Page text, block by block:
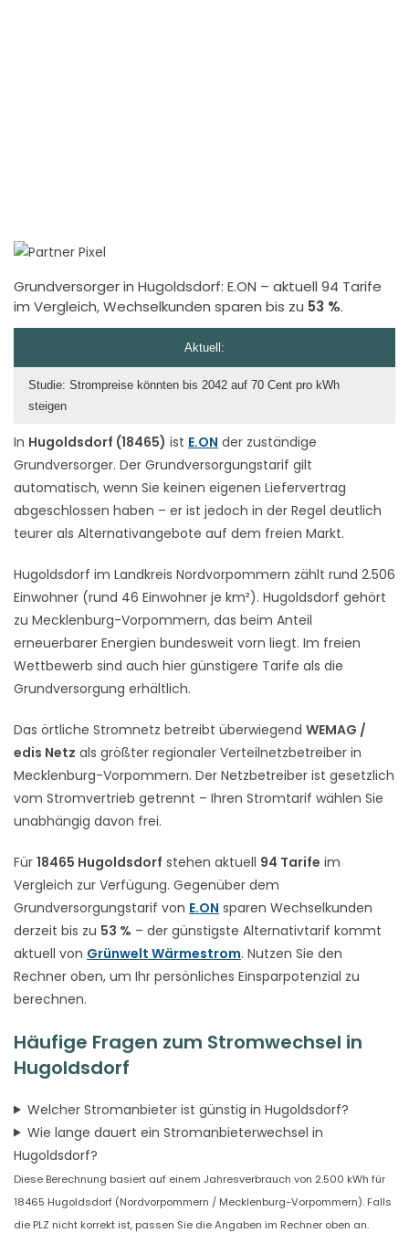
Grundversorger in Hugoldsdorf: E.ON – aktuell 94 Tarife
im Vergleich, Wechselkunden sparen bis zu 53 %.
In Hugoldsdorf (18465) ist E.ON der zuständige
Grundversorger. Der Grundversorgungstarif gilt
automatisch, wenn Sie keinen eigenen Liefervertrag
abgeschlossen haben – er ist jedoch in der Regel deutlich
teurer als Alternativangebote auf dem freien Markt.
Hugoldsdorf im Landkreis Nordvorpommern zählt rund 2.506
Einwohner (rund 46 Einwohner je km²). Hugoldsdorf gehört
zu Mecklenburg-Vorpommern, das beim Anteil
erneuerbarer Energien bundesweit vorn liegt. Im freien
Wettbewerb sind auch hier günstigere Tarife als die
Grundversorgung erhältlich.
Das örtliche Stromnetz betreibt überwiegend WEMAG /
edis Netz als größter regionaler Verteilnetzbetreiber in
Mecklenburg-Vorpommern. Der Netzbetreiber ist gesetzlich
vom Stromvertrieb getrennt – Ihren Stromtarif wählen Sie
unabhängig davon frei.
Für 18465 Hugoldsdorf stehen aktuell 94 Tarife im
Vergleich zur Verfügung. Gegenüber dem
Grundversorgungstarif von E.ON sparen Wechselkunden
derzeit bis zu 53 % – der günstigste Alternativtarif kommt
aktuell von Grünwelt Wärmestrom. Nutzen Sie den
Rechner oben, um Ihr persönliches Einsparpotenzial zu
berechnen.
Häufige Fragen zum Stromwechsel in
Hugoldsdorf
Welcher Stromanbieter ist günstig in Hugoldsdorf?
Wie lange dauert ein Stromanbieterwechsel in
Hugoldsdorf?
Diese Berechnung basiert auf einem Jahresverbrauch von 2.500 kWh für
18465 Hugoldsdorf (Nordvorpommern / Mecklenburg-Vorpommern). Falls
die PLZ nicht korrekt ist, passen Sie die Angaben im Rechner oben an.
Aktuell:
Studie: Strompreise könnten bis 2042 auf 70 Cent pro kWh
steigen